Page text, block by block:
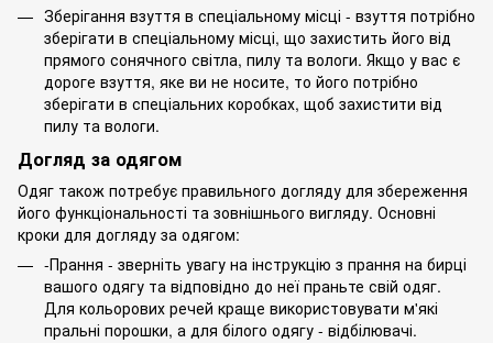
Зберігання взуття в спеціальному місці - взуття потрібно
зберігати в спеціальному місці, що захистить його від
прямого сонячного світла, пилу та вологи. Якщо у вас є
дороге взуття, яке ви не носите, то його потрібно
зберігати в спеціальних коробках, щоб захистити від
пилу та вологи.
Догляд за одягом
Одяг також потребує правильного догляду для збереження
його функціональності та зовнішнього вигляду. Основні
кроки для догляду за одягом:
-Прання - зверніть увагу на інструкцію з прання на бирці
вашого одягу та відповідно до неї праньте свій одяг.
Для кольорових речей краще використовувати м'які
пральні порошки, а для білого одягу - відбілювачі.